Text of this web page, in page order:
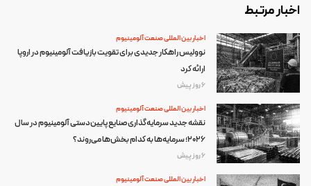
اخبار مرتبط
اخبار بین المللی صنعت آلومینیوم
نوولیس راهکار جدیدی برای تقویت بازیافت آلومینیوم در اروپا
ارائه کرد
6 روز پیش
اخبار بین المللی صنعت آلومینیوم
نقشه جدید سرمایه‌گذاری صنایع پایین‌دستی آلومینیوم در سال
۲۰۲۶؛ سرمایه‌ها به کدام بخش‌ها می‌روند؟
6 روز پیش
اخبار بین المللی صنعت آلومینیوم